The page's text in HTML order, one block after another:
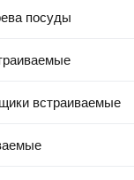
посуды
встраиваемые
Описание